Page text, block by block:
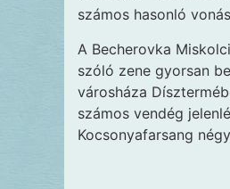
számos hasonló
A Becherovka
szóló zene gyorsan
városháza
számos vendég
Kocsonyafarsang